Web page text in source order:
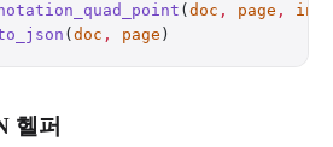
( doc , page ,
( doc , page
헬퍼